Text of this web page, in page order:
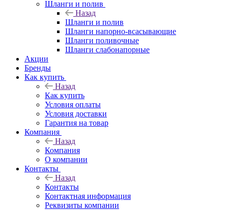
Шланги и полив
Назад
Шланги и полив
Шланги напорно-всасывающие
Шланги поливочные
Шланги слабонапорные
Акции
Бренды
Как купить
Назад
Как купить
Условия оплаты
Условия доставки
Гарантия на товар
Компания
Назад
Компания
О компании
Контакты
Назад
Контакты
Контактная информация
Реквизиты компании